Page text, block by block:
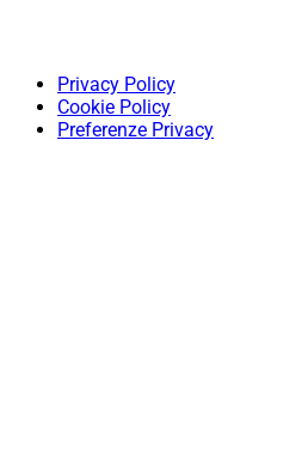
Privacy Policy
Cookie Policy
Preferenze Privacy